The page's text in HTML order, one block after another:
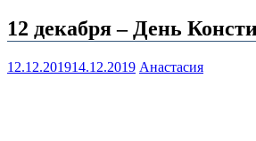
12 декабря – День
12.12.201914.12.2019 Анастасия